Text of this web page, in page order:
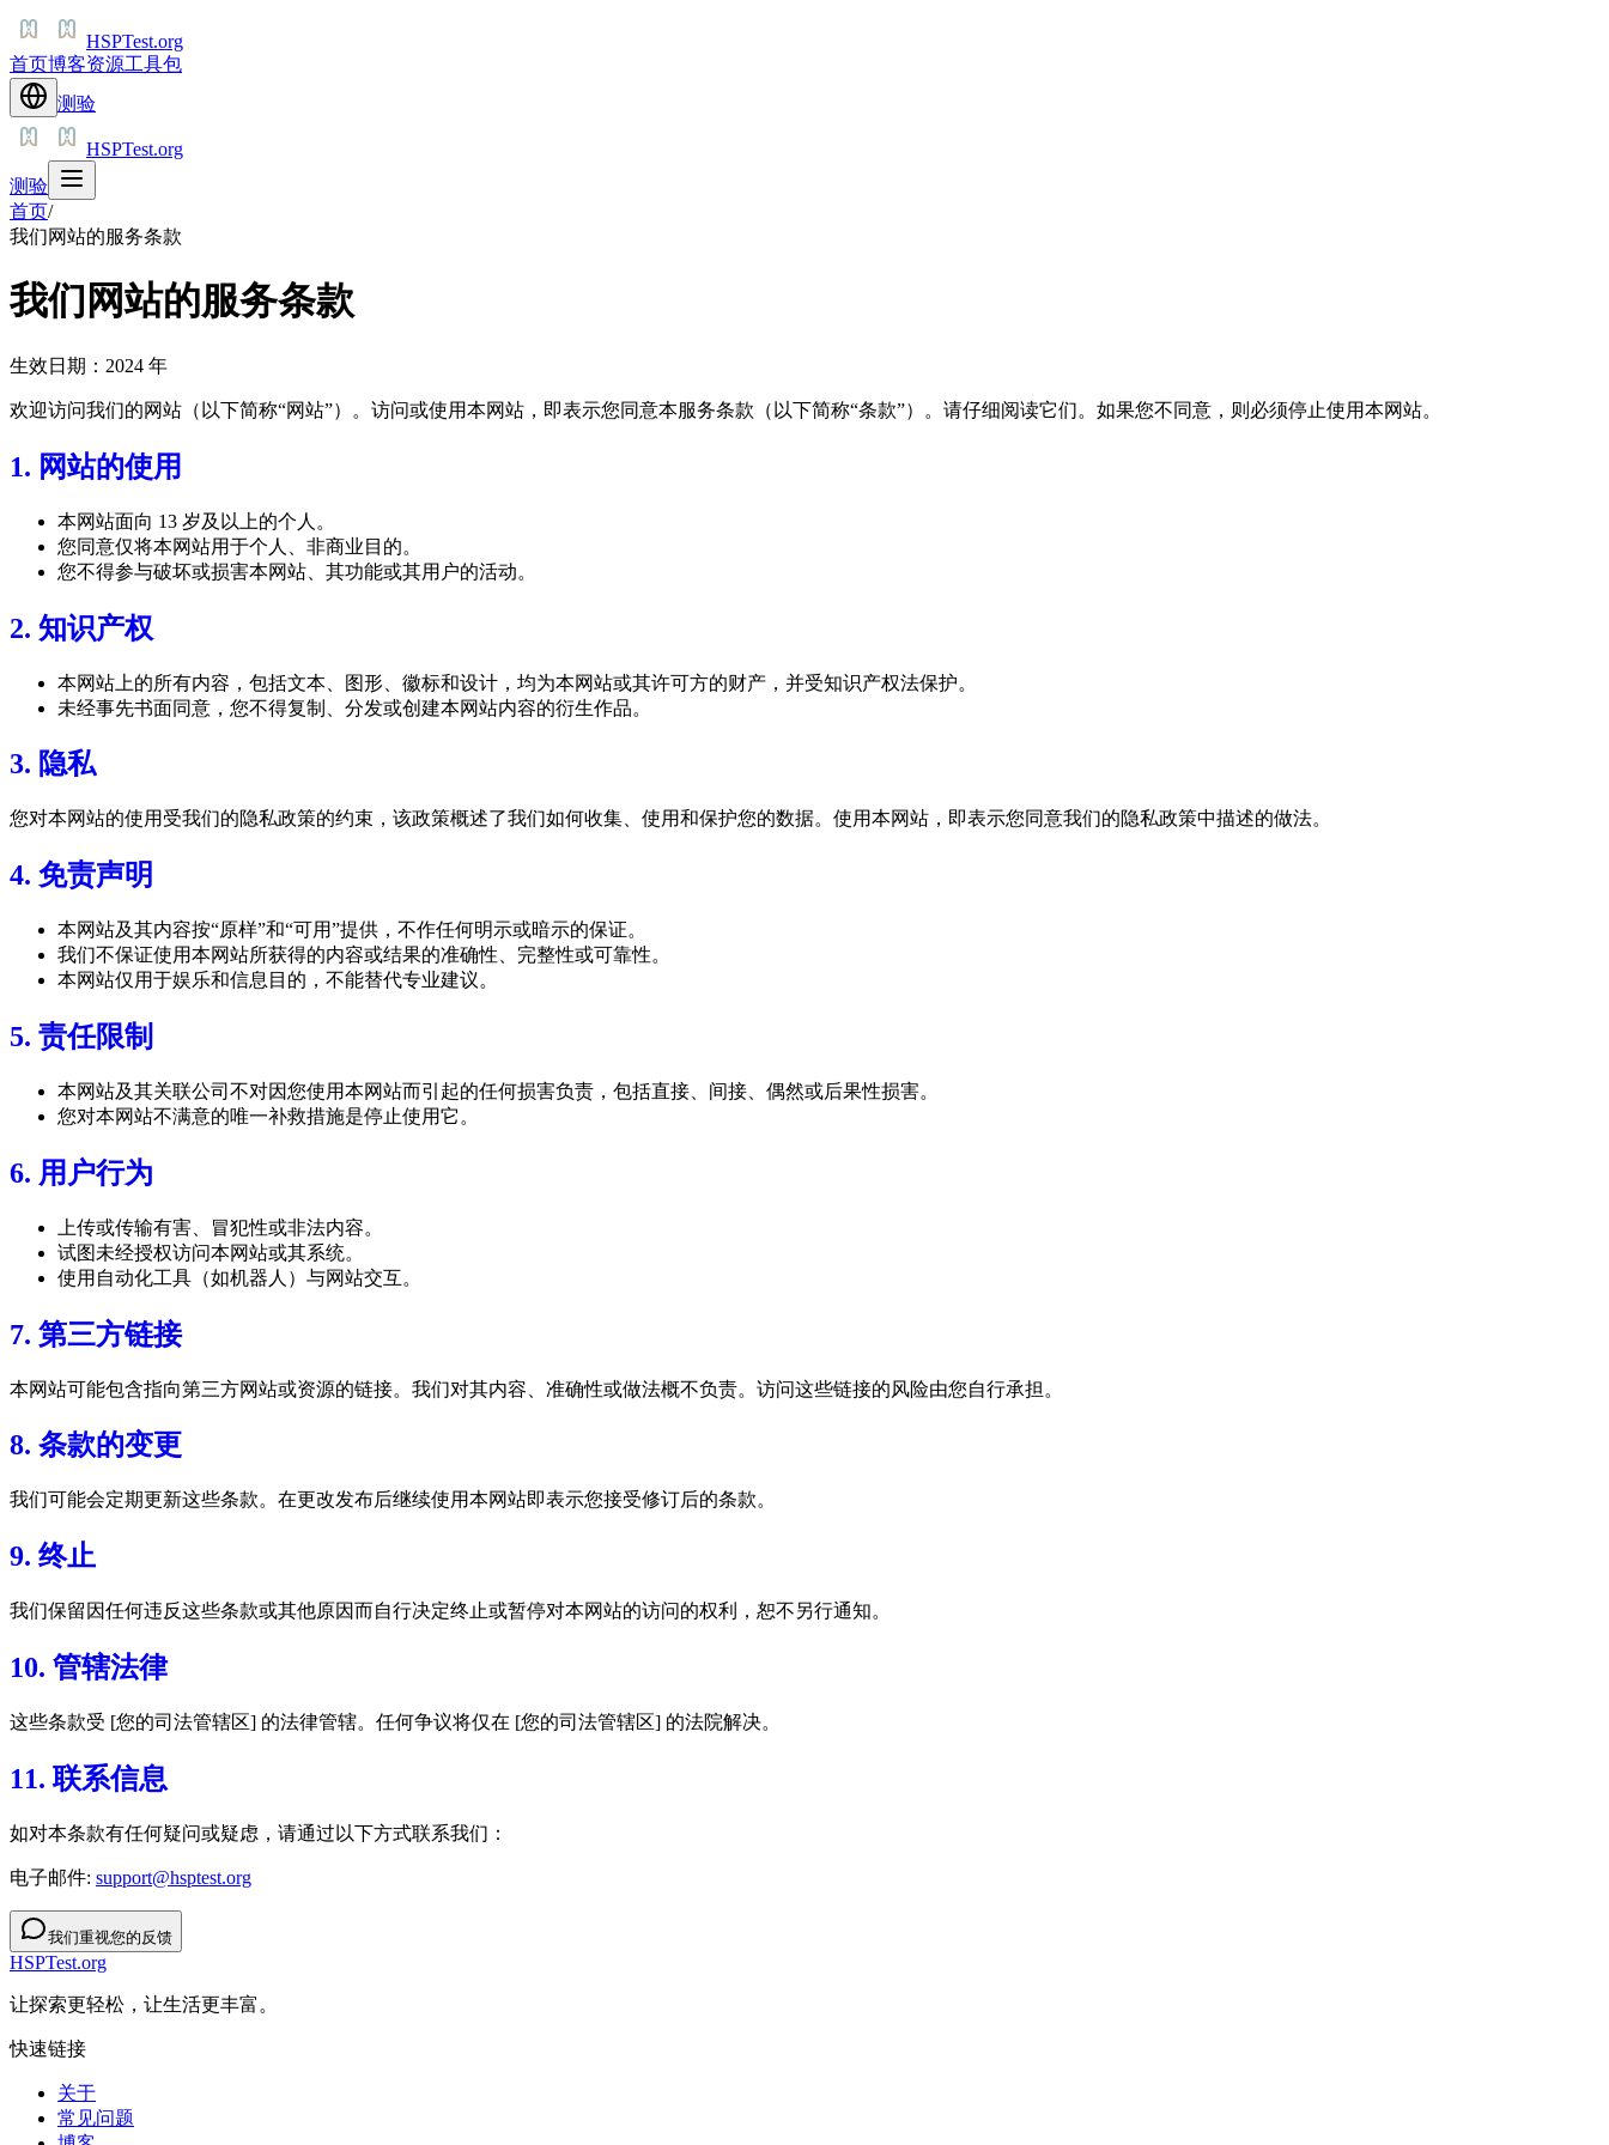
HSPTest.org
首页博客资源工具包
测验
HSPTest.org
测验
首页/
我们网站的服务条款
我们网站的服务条款
生效日期：2024 年
欢迎访问我们的网站（以下简称“网站”）。访问或使用本网站，即表示您同意本服务条款（以下简称“条款”）。请仔细阅读它们。如果您不同意，则必须停止使用本网站。
1. 网站的使用
本网站面向 13 岁及以上的个人。
您同意仅将本网站用于个人、非商业目的。
您不得参与破坏或损害本网站、其功能或其用户的活动。
2. 知识产权
本网站上的所有内容，包括文本、图形、徽标和设计，均为本网站或其许可方的财产，并受知识产权法保护。
未经事先书面同意，您不得复制、分发或创建本网站内容的衍生作品。
3. 隐私
您对本网站的使用受我们的隐私政策的约束，该政策概述了我们如何收集、使用和保护您的数据。使用本网站，即表示您同意我们的隐私政策中描述的做法。
4. 免责声明
本网站及其内容按“原样”和“可用”提供，不作任何明示或暗示的保证。
我们不保证使用本网站所获得的内容或结果的准确性、完整性或可靠性。
本网站仅用于娱乐和信息目的，不能替代专业建议。
5. 责任限制
本网站及其关联公司不对因您使用本网站而引起的任何损害负责，包括直接、间接、偶然或后果性损害。
您对本网站不满意的唯一补救措施是停止使用它。
6. 用户行为
上传或传输有害、冒犯性或非法内容。
试图未经授权访问本网站或其系统。
使用自动化工具（如机器人）与网站交互。
7. 第三方链接
本网站可能包含指向第三方网站或资源的链接。我们对其内容、准确性或做法概不负责。访问这些链接的风险由您自行承担。
8. 条款的变更
我们可能会定期更新这些条款。在更改发布后继续使用本网站即表示您接受修订后的条款。
9. 终止
我们保留因任何违反这些条款或其他原因而自行决定终止或暂停对本网站的访问的权利，恕不另行通知。
10. 管辖法律
这些条款受 [您的司法管辖区] 的法律管辖。任何争议将仅在 [您的司法管辖区] 的法院解决。
11. 联系信息
如对本条款有任何疑问或疑虑，请通过以下方式联系我们：
电子邮件: support@hsptest.org
我们重视您的反馈
HSPTest.org
让探索更轻松，让生活更丰富。
快速链接
关于
常见问题